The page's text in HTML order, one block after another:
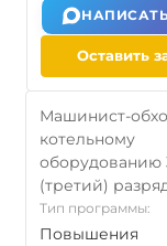
НАПИСАТЬ
Оставить
Машинист-
котельному
оборудованию
(третий)
Тип программы:
Повышения